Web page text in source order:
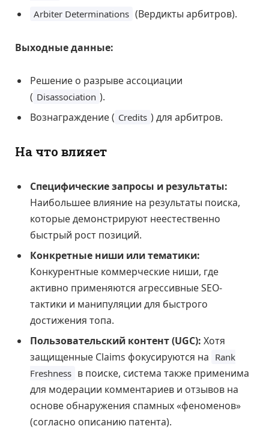
Arbiter Determinations (Вердикты арбитров).
Выходные данные:
Решение о разрыве ассоциации
( Disassociation ).
Вознаграждение ( Credits ) для арбитров.
На что влияет
Специфические запросы и результаты:
Наибольшее влияние на результаты поиска,
которые демонстрируют неестественно
быстрый рост позиций.
Конкретные ниши или тематики:
Конкурентные коммерческие ниши, где
активно применяются агрессивные SEO-
тактики и манипуляции для быстрого
достижения топа.
Пользовательский контент (UGC): Хотя
защищенные Claims фокусируются на Rank
Freshness в поиске, система также применима
для модерации комментариев и отзывов на
основе обнаружения спамных «феноменов»
(согласно описанию патента).